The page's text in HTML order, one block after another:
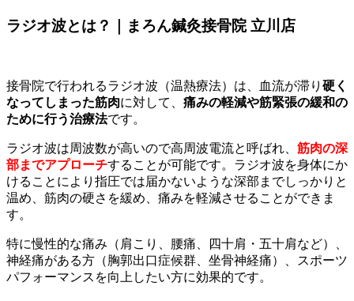
ラジオ波とは？｜まろん鍼灸接骨院 立川店
接骨院で行われるラジオ波（温熱療法）は、血流が滞り 硬く
なってしまった筋肉に対して、 痛みの軽減や筋緊張の緩和の
ために行う治療法です。
ラジオ波は周波数が高いので高周波電流と呼ばれ、 筋肉の深
部までアプローチすることが可能です。ラジオ波を身体にか
けることにより指圧では届かないような深部までしっかりと
温め、筋肉の硬さを緩め、痛みを軽減させることができま
す。
特に慢性的な痛み（肩こり、腰痛、四十肩・五十肩など）、
神経痛がある方（胸郭出口症候群、坐骨神経痛）、スポーツ
パフォーマンスを向上したい方に効果的です。